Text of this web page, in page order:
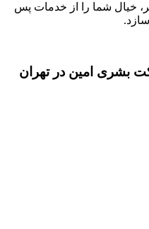
خیال شما را از خدمات پس
بشری امین در تهران